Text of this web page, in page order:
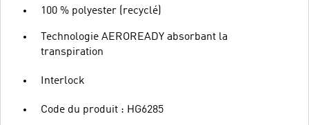
100 % polyester (recyclé)
Technologie AEROREADY absorbant la
transpiration
Interlock
Code du produit : HG6285